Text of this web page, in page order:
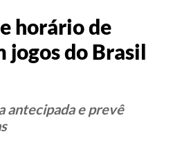
horário de
jogos do Brasil
antecipada e prevê